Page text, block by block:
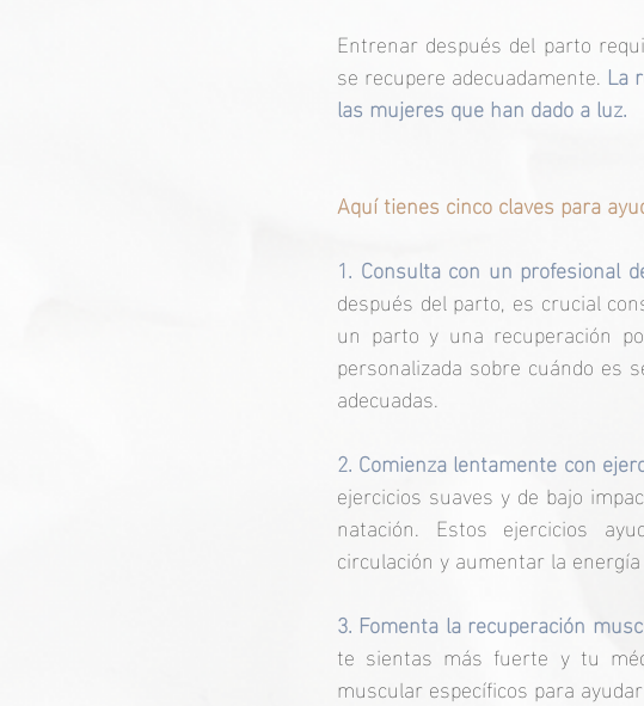
Entrenar después del parto
se recupere adecuadamente. La
las mujeres que han dado a luz.
Aquí tienes cinco claves para
1. Consulta con un profesional
después del parto, es crucial
un parto y una recuperación
personalizada sobre cuándo es
adecuadas.
2. Comienza lentamente con
ejercicios suaves y de bajo
natación. Estos ejercicios
circulación y aumentar la
3. Fomenta la recuperación
te sientas más fuerte y tu
muscular específicos para